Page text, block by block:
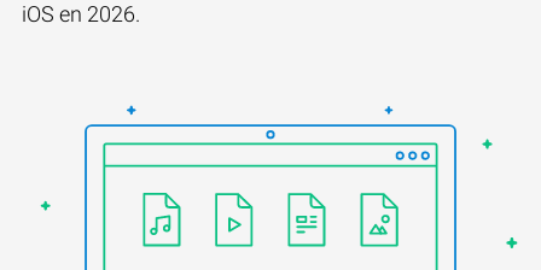
iOS en 2026.